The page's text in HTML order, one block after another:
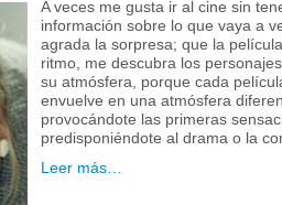
A veces me gusta ir al cine sin
información sobre lo que vaya a
agrada la sorpresa; que la
ritmo, me descubra los
su atmósfera, porque cada
envuelve en una atmósfera
provocándote las primeras
predisponiéndote al drama o la
Leer más…